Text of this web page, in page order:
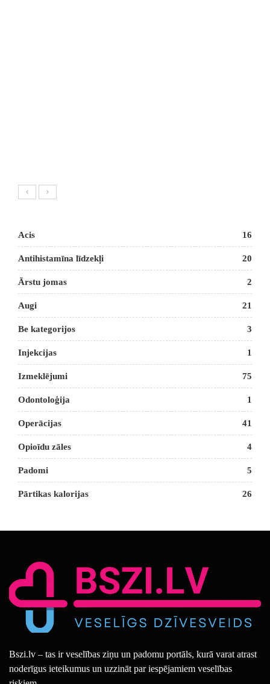
Acis 16
Antihistamīna līdzekļi 20
Ārstu jomas 2
Augi 21
Be kategorijos 3
Injekcijas 1
Izmeklējumi 75
Odontoloģija 1
Operācijas 41
Opioīdu zāles 4
Padomi 5
Pārtikas kalorijas 26
Bszi.lv – tas ir veselības ziņu un padomu portāls, kurā varat atrast
noderīgus ieteikumus un uzzināt par iespējamiem veselības